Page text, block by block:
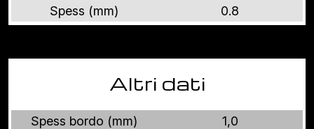
Spess (mm)
0.8
Altri dati
Spess bordo (mm) 1,0